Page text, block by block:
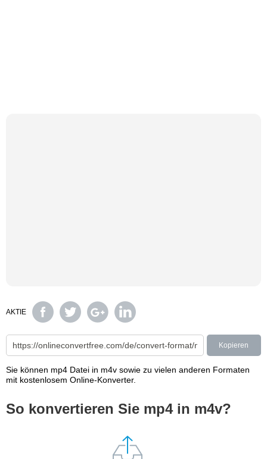
AKTIE
Kopieren
Sie können mp4 Datei in m4v sowie zu vielen anderen Formaten
mit kostenlosem Online-Konverter.
So konvertieren Sie mp4 in m4v?